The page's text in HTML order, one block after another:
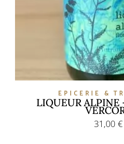
EPICERIE &
LIQUEUR ALPINE
31,00€